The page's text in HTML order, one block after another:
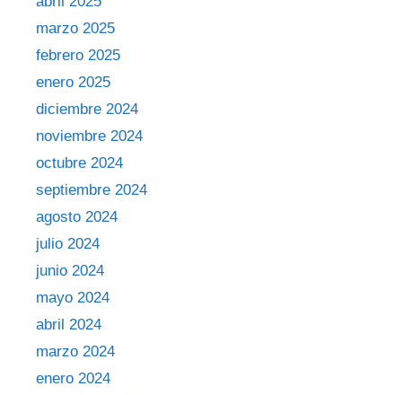
marzo 2025
febrero 2025
enero 2025
diciembre 2024
noviembre 2024
octubre 2024
septiembre 2024
agosto 2024
julio 2024
junio 2024
mayo 2024
abril 2024
marzo 2024
enero 2024